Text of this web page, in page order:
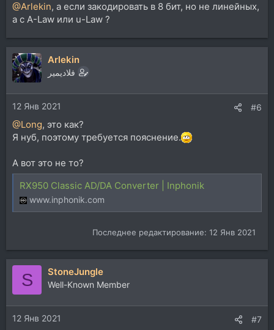
@Arlekin, а если закодировать в 8 бит, но не линейных,
а с A-Law или u-Law ?
Arlekin
فلاديمير
12 Янв 2021 #6
@Long, это как?
Я нуб, поэтому требуется пояснение.
А вот это не то?
RX950 Classic AD/DA Converter | Inphonik
www.inphonik.com
Последнее редактирование: 12 Янв 2021
S StoneJungle
Well-Known Member
12 Янв 2021 #7